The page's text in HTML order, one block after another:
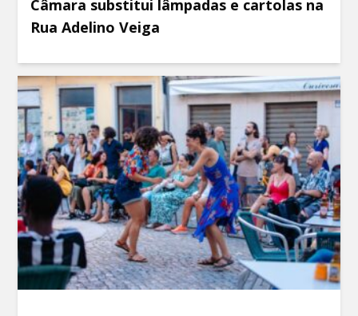
Câmara substitui lâmpadas e cartolas na
Rua Adelino Veiga